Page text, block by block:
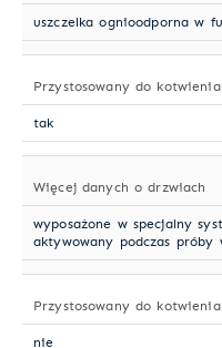
uszczelka ognioodporna w
Przystosowany do kotwienia
tak
Więcej danych o drzwiach
wyposażone w specjalny
aktywowany podczas próby
Przystosowany do
nie